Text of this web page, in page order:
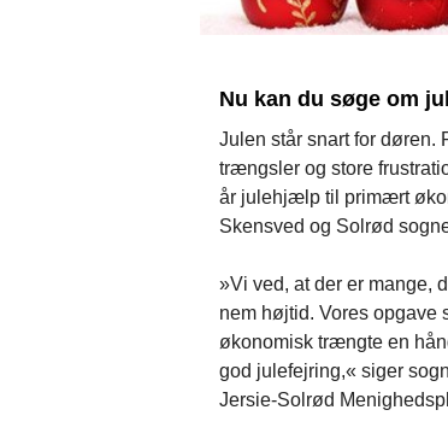
Nu kan du søge om
Julen står snart for døren.
trængsler og store
år julehjælp til primært
Skensved og Solrød
»Vi ved, at der er mange,
nem højtid. Vores opgave
økonomisk trængte en
god julefejring,« siger
Jersie-Solrød